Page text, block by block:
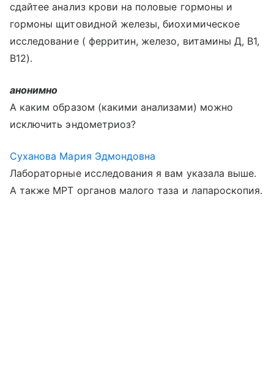
сдайтее анализ крови на половые гормоны и
гормоны щитовидной железы, биохимическое
исследование ( ферритин, железо, витамины Д, В1,
В12).
анонимно
А каким образом (какими анализами) можно
исключить эндометриоз?
Суханова Мария Эдмондовна
Лабораторные исследования я вам указала выше.
А также МРТ органов малого таза и лапароскопия.